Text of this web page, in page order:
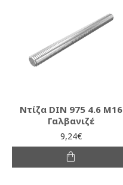
Ντίζα DIN 975 4.6 M16
Γαλβανιζέ
9,24€